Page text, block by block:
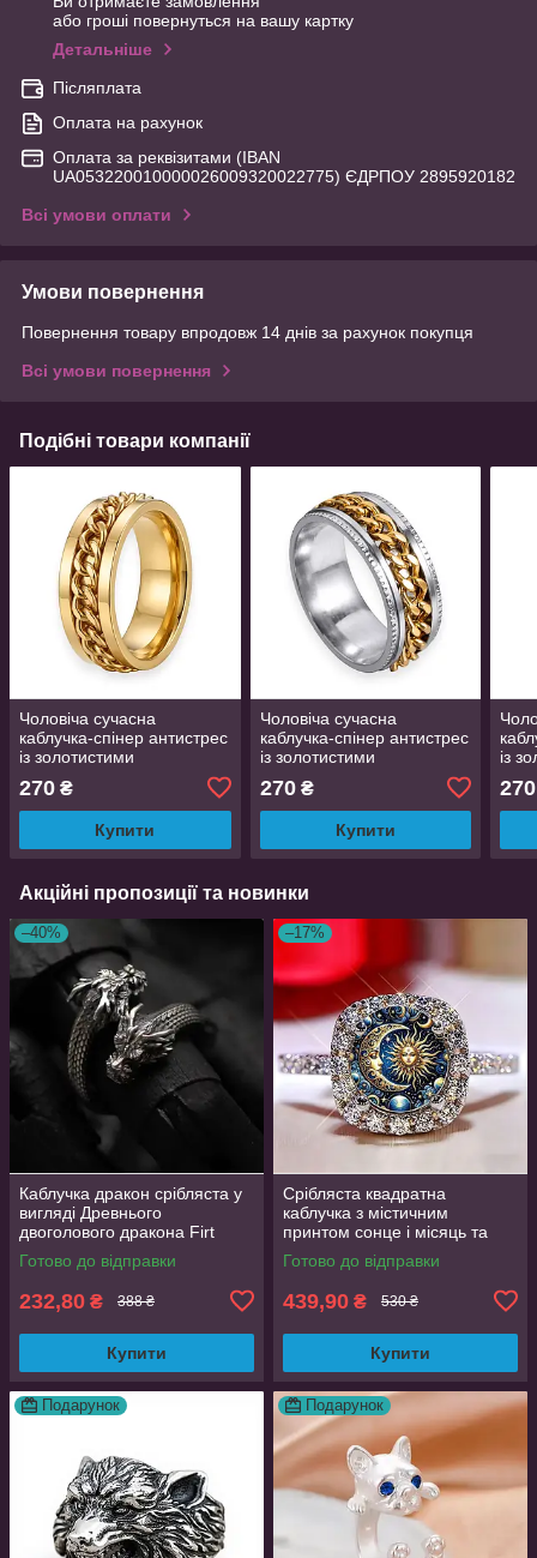
або гроші повернуться на вашу картку
Детальніше
Післяплата
Оплата на рахунок
Оплата за реквізитами (IBAN
UA053220010000026009320022775) ЄДРПОУ 2895920182
Всі умови оплати
Умови повернення
Повернення товару впродовж 14 днів за рахунок покупця
Всі умови повернення
Подібні товари компанії
Чоловіча сучасна
каблучка-спінер антистрес
із золотистими
обертовими ланцюжками
титанова сталь золотиста
розмір 18
270 ₴
Купити
Чоловіча сучасна
каблучка-спінер антистрес
із золотистими
обертовими ланцюжками
титанова сталь срібляста
розмір 20.5
270₴
Купити
із
270
Акційні пропозиції та новинки
–40%
Каблучка дракон срібляста у
вигляді Древнього
двоголового дракона Firt
регульований розмір
AurumLux008
Готово до відправки
232,80 ₴ 388 ₴
Купити
–17%
Срібляста квадратна
каблучка з містичним
принтом сонце і місяць та
фіанітами 19 розмір
Готово до відправки
439,90 ₴ 530 ₴
Купити
Подарунок Подарунок